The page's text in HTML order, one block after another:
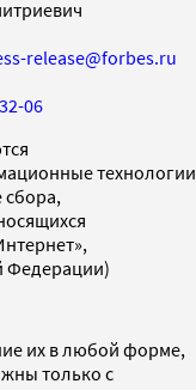
release@forbes.ru
06
технологии
Федерации)
их в любой форме,
только с